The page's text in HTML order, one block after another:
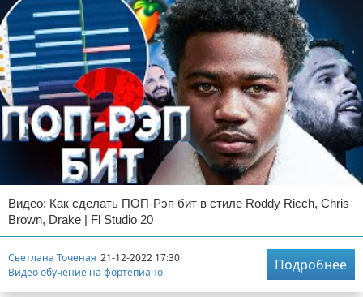
Видео: Как сделать ПОП-Рэп бит в стиле Roddy Ricch, Chris
Brown, Drake | Fl Studio 20
Светлана Точеная 21-12-2022 17:30
Видео обучение на фортепиано
Подробнее